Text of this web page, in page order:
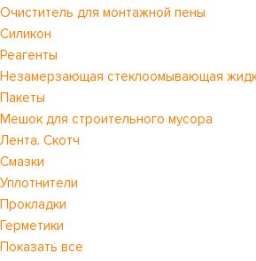
Очиститель для монтажной пены
Силикон
Реагенты
Незамерзающая стеклоомывающая
Пакеты
Мешок для строительного мусора
Лента. Скотч
Смазки
Уплотнители
Прокладки
Герметики
Показать все